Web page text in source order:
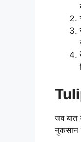
जब बात
नुकसान